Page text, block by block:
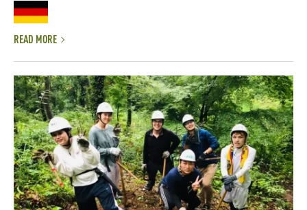
READ MORE